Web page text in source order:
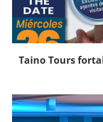
Taino Tours